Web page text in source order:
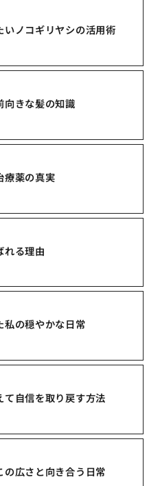
ノコギリヤシの活用術
向きな髪の知識
療薬の真実
れる理由
私の穏やかな日常
て自信を取り戻す方法
広さと向き合う日常